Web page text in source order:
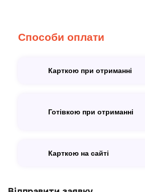
Способи оплати
Карткою при отриманні
Готівкою при отриманні
Карткою на сайті